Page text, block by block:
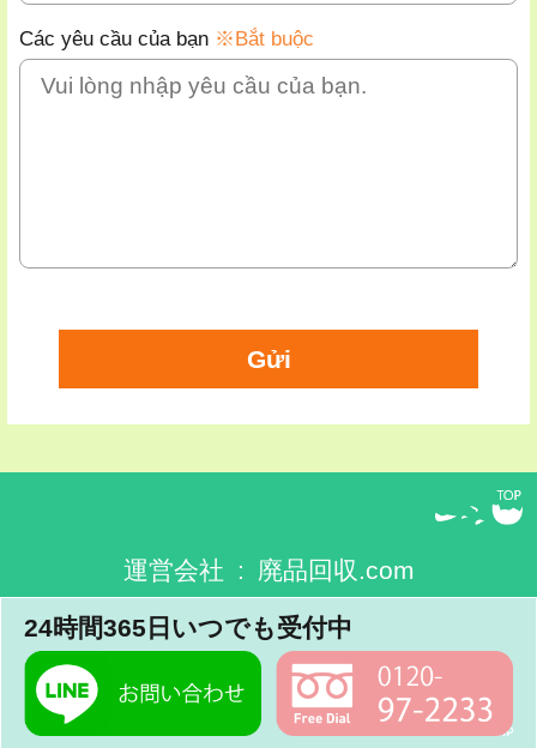
Các yêu cầu của bạn ※Bắt buộc
運営会社 : 廃品回収.com
24時間365日いつでも受付中